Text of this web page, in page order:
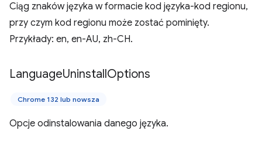
Ciąg znaków języka w formacie kod języka-kod regionu,
przy czym kod regionu może zostać pominięty.
Przykłady: en, en-AU, zh-CH.
LanguageUninstallOptions
Chrome 132 lub nowsza
Opcje odinstalowania danego języka.